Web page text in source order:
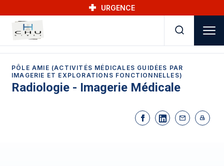
URGENCE
PÔLE AMIE (ACTIVITÉS MÉDICALES GUIDÉES PAR
IMAGERIE ET EXPLORATIONS FONCTIONNELLES)
Radiologie - Imagerie Médicale